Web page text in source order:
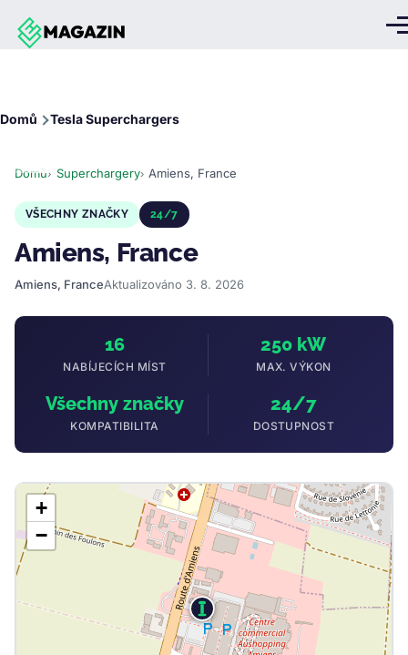
Přejít k hlavnímu obsahu
Domů Tesla Superchargers
Domů Superchargery Amiens, France
VŠECHNY ZNAČKY 24/7
Amiens, France
Amiens, FranceAktualizováno 3. 8. 2026
16
NABÍJECÍCH MÍST
250 kW
MAX. VÝKON
Všechny značky
KOMPATIBILITA
24/7
DOSTUPNOST
+
−